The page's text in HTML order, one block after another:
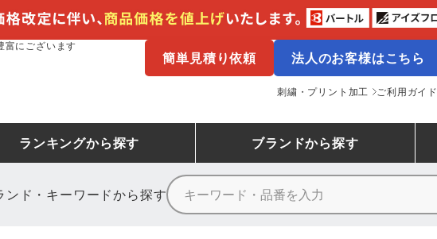
富にございます
簡単見積り依頼 法人のお客様はこちら
刺繍・プリント加工 ご利用ガイド
ランキングから探す ブランドから探す
ンド・キーワードから探す